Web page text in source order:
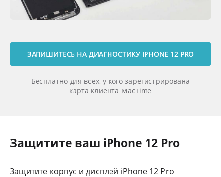
ЗАПИШИТЕСЬ НА ДИАГНОСТИКУ IPHONE 12 PRO
Бесплатно для всех, у кого зарегистрирована
карта клиента MacTime
Защитите ваш iPhone 12 Pro
Защитите корпус и дисплей iPhone 12 Pro